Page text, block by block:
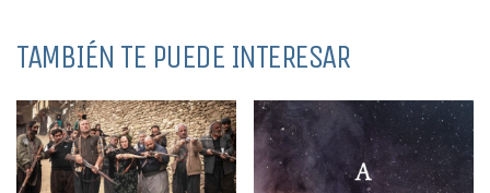
TAMBIÉN TE PUEDE INTERESAR